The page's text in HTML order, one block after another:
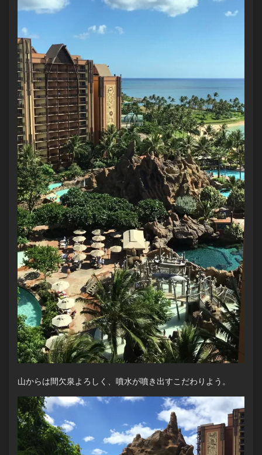
山からは間欠泉よろしく、噴水が噴き出すこだわりよう。